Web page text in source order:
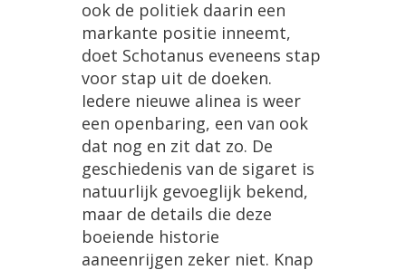
ook de politiek daarin een
markante positie inneemt,
doet Schotanus eveneens stap
voor stap uit de doeken.
Iedere nieuwe alinea is weer
een openbaring, een van ook
dat nog en zit dat zo. De
geschiedenis van de sigaret is
natuurlijk gevoeglijk bekend,
maar de details die deze
boeiende historie
aaneenrijgen zeker niet. Knap